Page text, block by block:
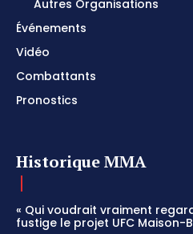
Autres Organisations
Événements
Vidéo
Combattants
Pronostics
Historique MMA
« Qui voudrait vraiment
fustige le projet UFC Maison-